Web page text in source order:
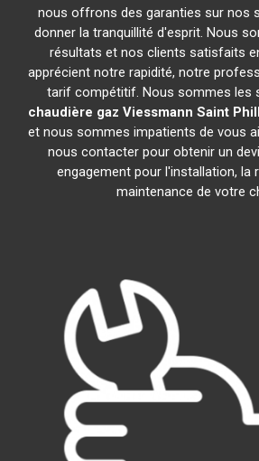
nous offrons des garanties sur nos
donner la tranquillité d'esprit. Nous
résultats et nos clients satisfaits
apprécient notre rapidité, notre
tarif compétitif. Nous sommes les
chaudière gaz Viessmann Saint
et nous sommes impatients de vous
nous contacter pour obtenir un
engagement pour l'installation, la
maintenance de votre